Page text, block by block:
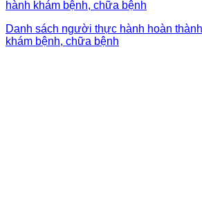
Danh sách người thực hành hoàn
khám bệnh, chữa bệnh